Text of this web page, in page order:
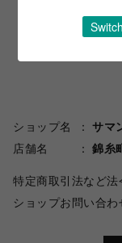
ショップ名
サマ
店舗名
錦糸
特定商取引法など法
ショップお問い合わ